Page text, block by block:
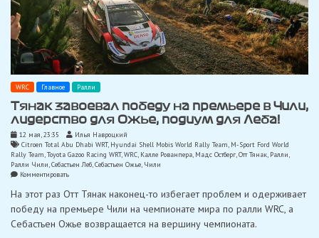
WRC Главное Ралли
Тянак завоевал победу на премьере в Чили,
лидерство для Ожье, подиум для Леба!
12 мая, 23:35
Илья Навроцкий
Citroen Total Abu Dhabi WRT, Hyundai Shell Mobis World Rally Team, M-Sport Ford World
Rally Team,Toyota Gazoo Racing WRT,WRC, Калле Рованпера, Мадс Остберг,Отт Тянак, Ралли
Ралли Чили,Себастьен Леб,Себастьен Ожье, Чили
Комментироватьon
завоевал
на
премьере
На этот раз Отт Тянак наконец-то избегает проблем и одерживает
победу на премьере Чили на чемпионате мира по ралли WRC, а
Себастьен Ожье возвращается на вершину чемпионата.